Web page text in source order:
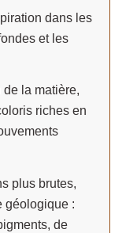
dans les
et les
la matière,
riches en
plus brutes,
géologique :
de